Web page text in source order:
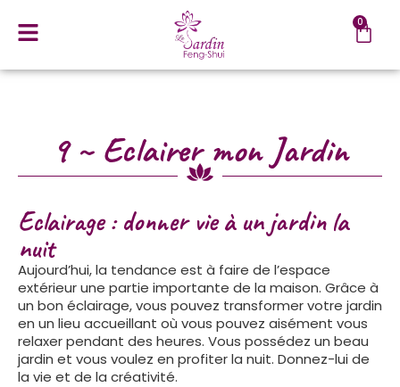
0
9 ~ Eclairer mon Jardin
Eclairage : donner vie à un jardin la
nuit
Aujourd’hui, la tendance est à faire de l’espace
extérieur une partie importante de la maison. Grâce à
un bon éclairage, vous pouvez transformer votre jardin
en un lieu accueillant où vous pouvez aisément vous
relaxer pendant des heures. Vous possédez un beau
jardin et vous voulez en profiter la nuit. Donnez-lui de
la vie et de la créativité.